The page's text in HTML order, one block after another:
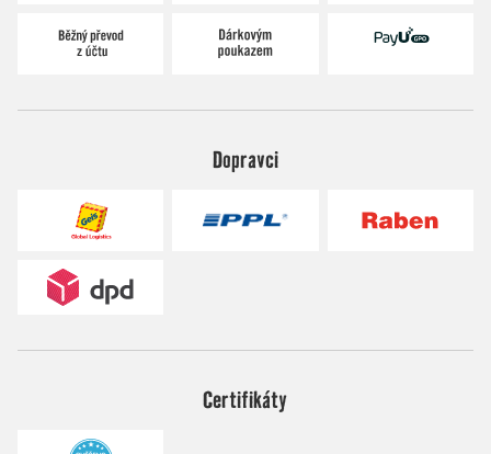
Dopravci
Certifikáty